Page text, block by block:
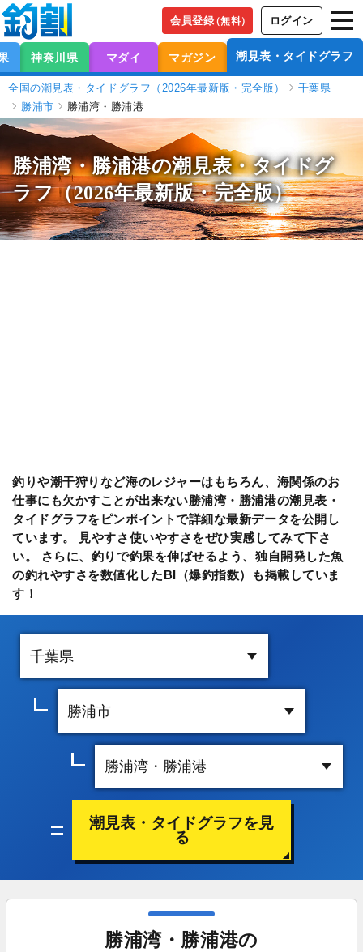
会員登録（無料） ログイン
神奈川県 マダイ マガジン 潮見表・タイドグラフ
全国の潮見表・タイドグラフ（2026年最新版・完全版）
千葉県
勝浦市
勝浦湾・勝浦港
勝浦湾・勝浦港の潮見表・タイドグ
ラフ（2026年最新版・完全版）
釣りや潮干狩りなど海のレジャーはもちろん、海関係のお
仕事にも欠かすことが出来ない勝浦湾・勝浦港の潮見表・
タイドグラフをピンポイントで詳細な最新データを公開し
ています。 見やすさ使いやすさをぜひ実感してみて下さ
い。 さらに、釣りで釣果を伸ばせるよう、独自開発した魚
の釣れやすさを数値化したBI（爆釣指数）も掲載していま
す！
潮見表・タイドグラフを見
る
勝浦湾・勝浦港の